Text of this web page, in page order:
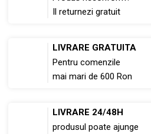
Il returnezi gratuit
LIVRARE GRATUITA
Pentru comenzile
mai mari de 600 Ron
LIVRARE 24/48H
produsul poate ajunge